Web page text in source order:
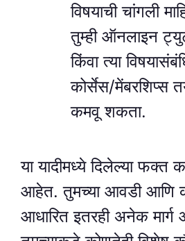
विषयाची चांगली
तुम्ही ऑनलाइन
किंवा त्या
कोर्सेस/मेंबरशिप्स
कमवू शकता.
या यादीमध्ये दिलेल्या फक्त
आहेत. तुमच्या आवडी आणि
आधारित इतरही अनेक